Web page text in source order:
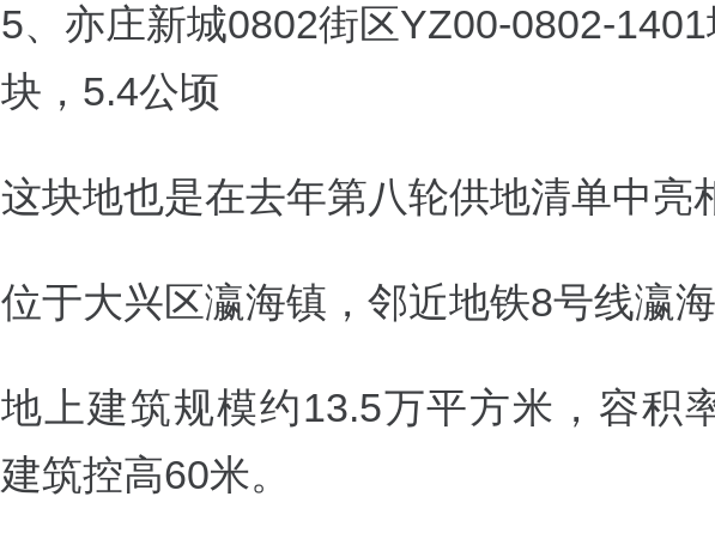
5、亦庄新城0802街区YZ00-0802-
块，5.4公顷
这块地也是在去年第八轮供地清单中亮
位于大兴区瀛海镇，邻近地铁8号线瀛海
地上建筑规模约13.5万平方米， 容积
建筑控高60米。